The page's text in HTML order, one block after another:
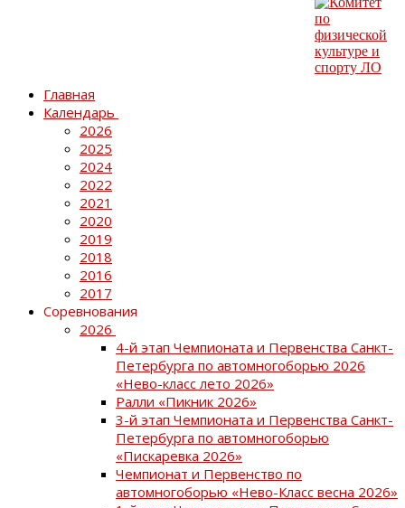
Главная
Календарь
2026
2025
2024
2022
2021
2020
2019
2018
2016
2017
Соревнования
2026
4-й этап Чемпионата и Первенства Санкт-
Петербурга по автомногоборью 2026
«Нево-класс лето 2026»
Ралли «Пикник 2026»
3-й этап Чемпионата и Первенства Санкт-
Петербурга по автомногоборью
«Пискаревка 2026»
Чемпионат и Первенство по
автомногоборью «Нево-Класс весна 2026»